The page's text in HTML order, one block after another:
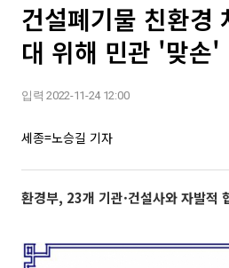
건설폐기물 친환경
대 위해 민관 '맞손'
입력 2022-11-24 12:00
세종=노승길 기자
환경부, 23개 기관·건설사와 자발적